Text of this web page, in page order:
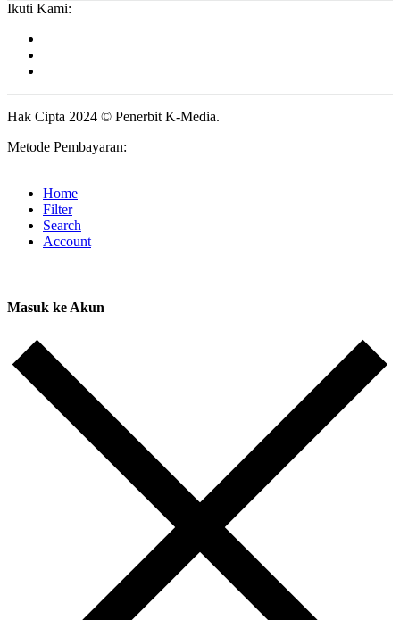
Ikuti Kami:
Hak Cipta 2024 © Penerbit K-Media.
Metode Pembayaran:
Home
Filter
Search
Account
Masuk ke Akun